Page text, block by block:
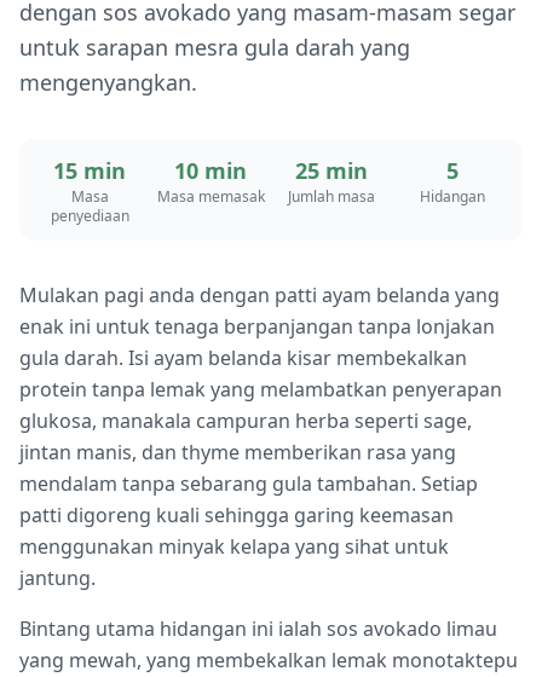
dengan sos avokado yang masam-masam segar
untuk sarapan mesra gula darah yang
mengenyangkan.
15 min
Masa
penyediaan
10 min
Masa memasak
25 min
Jumlah masa
5
Hidangan
Mulakan pagi anda dengan patti ayam belanda yang
enak ini untuk tenaga berpanjangan tanpa lonjakan
gula darah. Isi ayam belanda kisar membekalkan
protein tanpa lemak yang melambatkan penyerapan
glukosa, manakala campuran herba seperti sage,
jintan manis, dan thyme memberikan rasa yang
mendalam tanpa sebarang gula tambahan. Setiap
patti digoreng kuali sehingga garing keemasan
menggunakan minyak kelapa yang sihat untuk
jantung.
Bintang utama hidangan ini ialah sos avokado limau
yang mewah, yang membekalkan lemak monotaktepu